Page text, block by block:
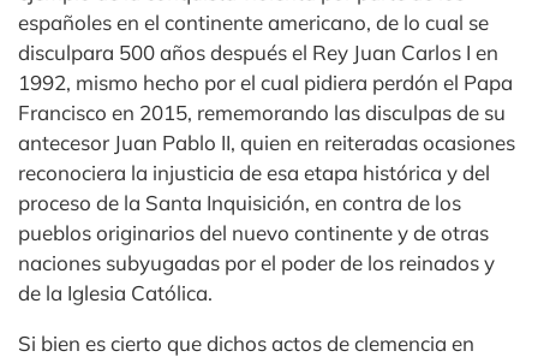
españoles en el continente americano, de lo cual se
disculpara 500 años después el Rey Juan Carlos I en
1992, mismo hecho por el cual pidiera perdón el Papa
Francisco en 2015, rememorando las disculpas de su
antecesor Juan Pablo II, quien en reiteradas ocasiones
reconociera la injusticia de esa etapa histórica y del
proceso de la Santa Inquisición, en contra de los
pueblos originarios del nuevo continente y de otras
naciones subyugadas por el poder de los reinados y
de la Iglesia Católica.
Si bien es cierto que dichos actos de clemencia en